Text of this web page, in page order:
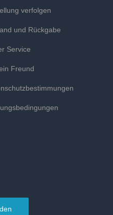
verfolgen
und Rückgabe
Service
Freund